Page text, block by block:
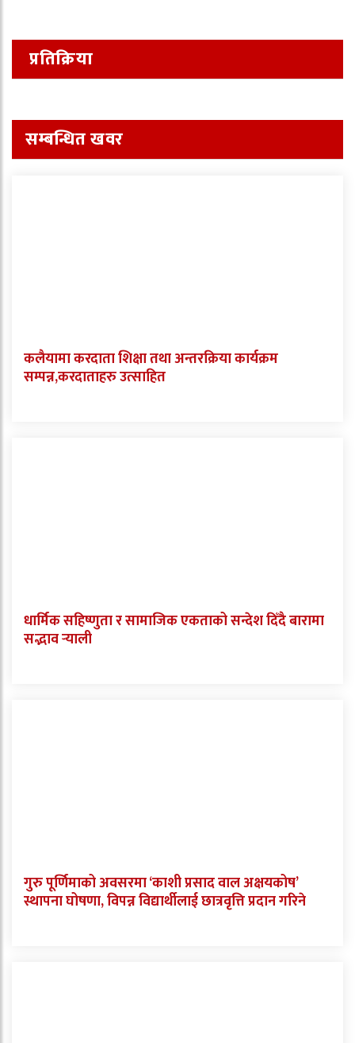
प्रतिक्रिया
सम्बन्धित खवर
कलैयामा करदाता शिक्षा तथा अन्तरक्रिया कार्यक्रम
सम्पन्न,करदाताहरु उत्साहित
धार्मिक सहिष्णुता र सामाजिक एकताको सन्देश दिँदै बारामा
सद्भाव र्‍याली
गुरु पूर्णिमाको अवसरमा ‘काशी प्रसाद वाल अक्षयकोष’
स्थापना घोषणा, विपन्न विद्यार्थीलाई छात्रवृत्ति प्रदान गरिने